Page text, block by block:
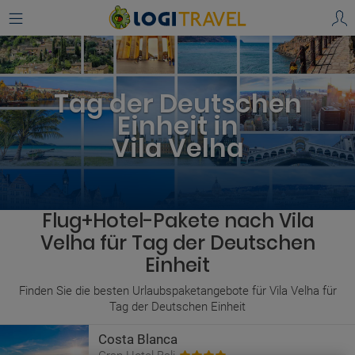
Tag der Deutschen
Einheit in
Vila Velha
Flug+Hotel-Pakete nach Vila
Velha für Tag der Deutschen
Einheit
Finden Sie die besten Urlaubspaketangebote für Vila Velha für
Tag der Deutschen Einheit
Costa Blanca